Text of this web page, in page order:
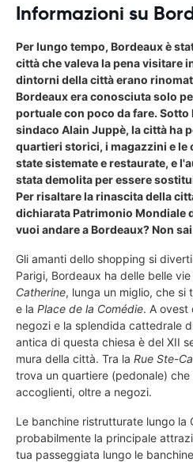
Informazioni su
Per lungo tempo, Bordeaux è
città che valeva la pena visitare
dintorni della città erano
Bordeaux era conosciuta solo
portuale con poco da fare.
sindaco Alain Juppè, la città ha
quartieri storici, i magazzini e le
state sistemate e restaurate, e
stata demolita per essere
Per risaltare la rinascita della
dichiarata Patrimonio Mondiale
vuoi andare a Bordeaux? Non
Gli amanti dello shopping si
Parigi, Bordeaux ha delle belle
Catherine, lunga un miglio, che si
e la Place de la Comédie. A ovest
negozi e la splendida cattedrale
antica di questa chiesa è del XII
mura della città. Tra la Rue Ste-
trova un quartiere (pedonale)
accoglienti, oltre a negozi.
Le banchine ristrutturate lungo la
probabilmente la principale
tua passeggiata lungo le